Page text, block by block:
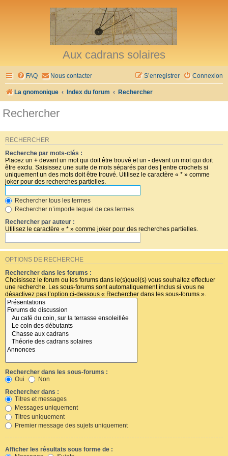
Aux cadrans solaires
FAQ Nous contacter Connexion
S’enregistrer
La gnomonique Index du forum Rechercher
Rechercher
RECHERCHER
Recherche par mots-clés :
Placez un + devant un mot qui doit être trouvé et un - devant un mot qui doit
être exclu. Saisissez une suite de mots séparés par des | entre crochets si
uniquement un des mots doit être trouvé. Utilisez le caractère « * » comme
joker pour des recherches partielles.
Rechercher tous les termes
Rechercher n’importe lequel de ces termes
Rechercher par auteur :
Utilisez le caractère « * » comme joker pour des recherches partielles.
OPTIONS DE RECHERCHE
Rechercher dans les forums :
Choisissez le forum ou les forums dans le(s)quel(s) vous souhaitez effectuer
une recherche. Les sous-forums sont automatiquement inclus si vous ne
désactivez pas l’option ci-dessous « Rechercher dans les sous-forums ».
Rechercher dans les sous-forums :
Oui
Non
Rechercher dans :
Titres et messages
Messages uniquement
Titres uniquement
Premier message des sujets uniquement
Afficher les résultats sous forme de :